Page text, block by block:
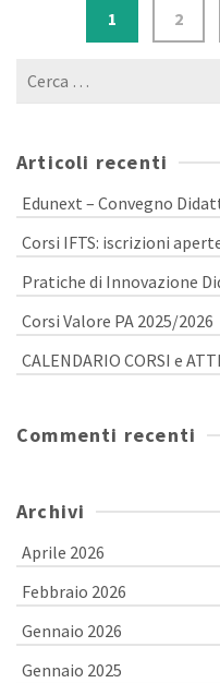
1 2
Cerca
Articoli recenti
Edunext – Convegno
Corsi IFTS: iscrizioni
Pratiche di Innovazione
Corsi Valore PA 2025/2026
CALENDARIO CORSI e
Commenti recenti
Archivi
Aprile 2026
Febbraio 2026
Gennaio 2026
Gennaio 2025